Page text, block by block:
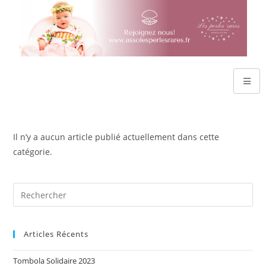
Il n’y a aucun article publié actuellement dans cette
catégorie.
Articles Récents
Tombola Solidaire 2023